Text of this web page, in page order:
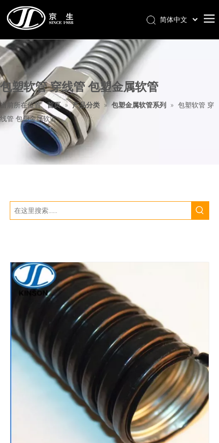
首页
关于我们
产品分类
新闻中心
联系我们
样册下载
简体中文
包塑软管 穿线管 包塑金属软管
当前所在位置: 首页 » 产品分类 » 包塑金属软管系列 » 包塑软管 穿
线管 包塑金属软管